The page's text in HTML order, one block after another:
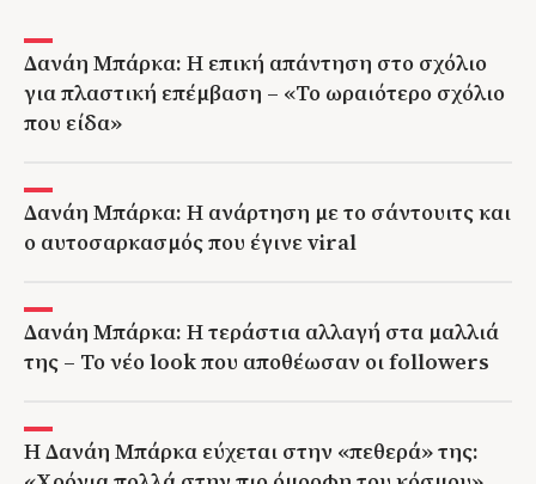
Δανάη Μπάρκα: Η επική απάντηση στο σχόλιο
για πλαστική επέμβαση – «Το ωραιότερο σχόλιο
που είδα»
Δανάη Μπάρκα: Η ανάρτηση με το σάντουιτς και
ο αυτοσαρκασμός που έγινε viral
Δανάη Μπάρκα: Η τεράστια αλλαγή στα μαλλιά
της – Το νέο look που αποθέωσαν οι followers
Η Δανάη Μπάρκα εύχεται στην «πεθερά» της: